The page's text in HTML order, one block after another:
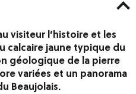
visiteur l’histoire et les
calcaire jaune typique du
géologique de la pierre
variées et un panorama
Beaujolais.